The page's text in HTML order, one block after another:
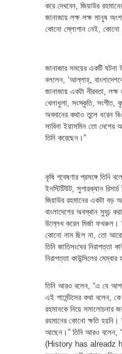
করে দেখবেন, জিয়াউর
জানাজায় লক্ষ লক্ষ মানুষ
কোনো স্লোগান নেই, কোনো
জানাজার সময়ের একটি
বললেন, ‘আল্লাহ্,
জানাজায় একটা নীরবতা,
খেলাধুলা, সংস্কৃতি, সংগীত,
অবদানের কথাও তুলে ধরেন
সাবিনা ইয়াসমিন তো
তিনি করেছেন।”
কৃষি গবেষণার প্রসঙ্গে তিনি
ইনস্টিটিউট, সুগারক্যান
জিয়াউর রহমানের একটা বড়
বাংলাদেশের অবস্থান সুদৃঢ়
উল্লেখ করেন মির্জা ফখরুল।
কোনো নাম ছিল না, তো আরো
তিনি জাতিসংঘের নিরাপত্তা
নিরাপত্তা কাউন্সিলের
তিনি আরও বলেন, “এ যে
এই গার্মেন্টসের কথা বলেন,
রহমানকে নিয়ে সমালোচনার
রহমানের কোনো ক্ষতি হয়নি।
আছেন।” তিনি আরও বলেন,
(History has alreadz